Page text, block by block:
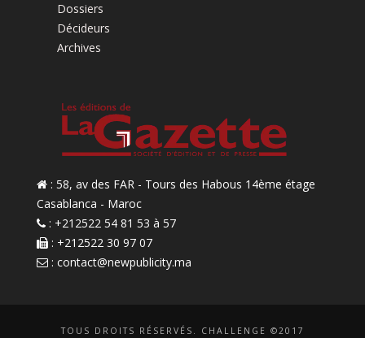
Dossiers
Décideurs
Archives
: 58, av des FAR - Tours des Habous 14ème étage
Casablanca - Maroc
: +212522 54 81 53 à 57
: +212522 30 97 07
: contact@newpublicity.ma
TOUS DROITS RÉSERVÉS. CHALLENGE ©2017